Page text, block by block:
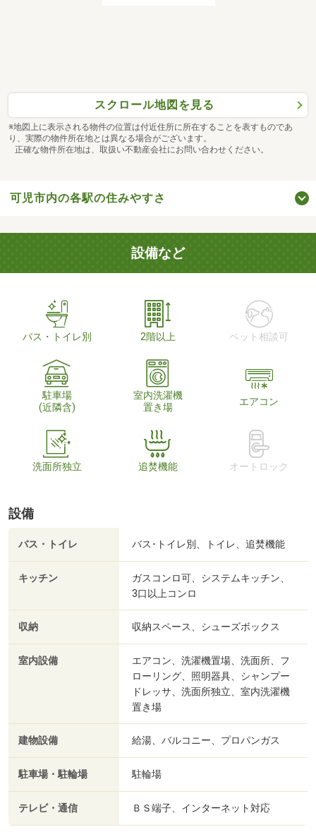
スクロール地図を見る
※地図上に表示される物件の位置は付近住所に所在することを表すものであ
り、実際の物件所在地とは異なる場合がございます。
正確な物件所在地は、取扱い不動産会社にお問い合わせください。
可児市内の各駅の住みやすさ
設備など
バス・トイレ別 2階以上 ペット相談可
駐車場
(近隣含)
室内洗濯機
置き場
エアコン
洗面所独立 追焚機能 オートロック
設備
バス・トイレ バス･トイレ別、トイレ、追焚機能
キッチン
ガスコンロ可、システムキッチン、
3口以上コンロ
収納 収納スペース、シューズボックス
室内設備
エアコン、洗濯機置場、洗面所、フ
ローリング、照明器具、シャンプー
ドレッサ、洗面所独立、室内洗濯機
置き場
建物設備 給湯、バルコニー、プロパンガス
駐車場・駐輪場 駐輪場
テレビ・通信 ＢＳ端子、インターネット対応